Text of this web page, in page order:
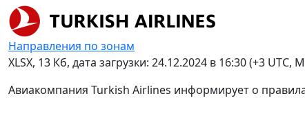
Направления по зонам
XLSX, 13 Кб, дата загрузки: 24.12.2024 в 16:30 (+3 UTC,
Авиакомпания Turkish Airlines информирует о